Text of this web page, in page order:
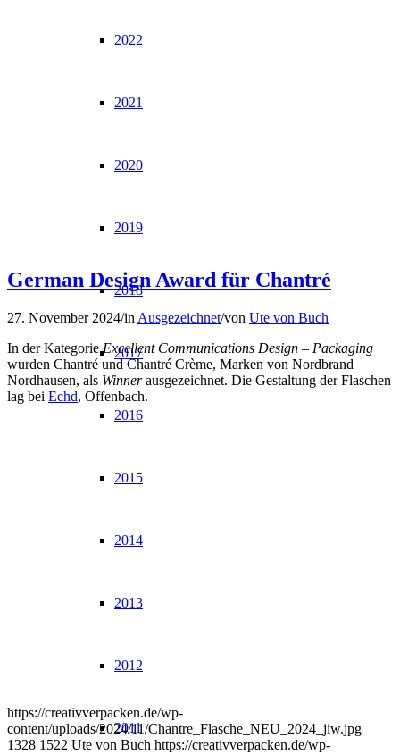
2022
2021
2020
2019
2018
2017
2016
2015
2014
2013
2012
2011
German Design Award für Chantré
27. November 2024/in Ausgezeichnet/von Ute von Buch
In der KategorieExcellent Communications Design – Packaging
wurden Chantré und Chantré Crème, Marken von Nordbrand
Nordhausen, als Winnerausgezeichnet. Die Gestaltung der Flaschen
lag bei Echd, Offenbach.
https://creativverpacken.de/wp-
content/uploads/2024/11/Chantre_Flasche_NEU_2024_jiw.jpg
1328 1522 Ute von Buch https://creativverpacken.de/wp-